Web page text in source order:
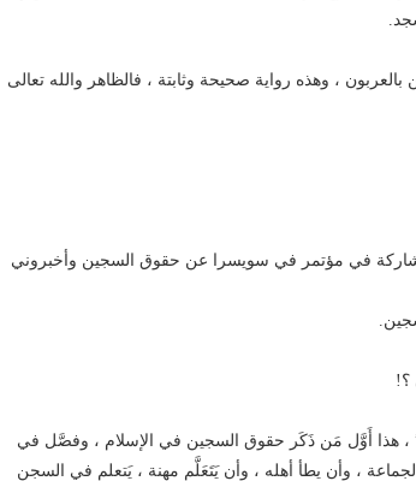
، وهذه رواية صحيحة وثابتة ، فالظاهر والله تعالى
في مؤتمر في سويسرا عن حقوق السجين وأخبروني
؟!
، هذا أَوَّل مَن ذَكَر حقوق السجين في الإسلام ، وفصَّل في
، وأن يطأ أهله ، وأن يَتَعَلَّم مهنة ، يَتعلم في السجن